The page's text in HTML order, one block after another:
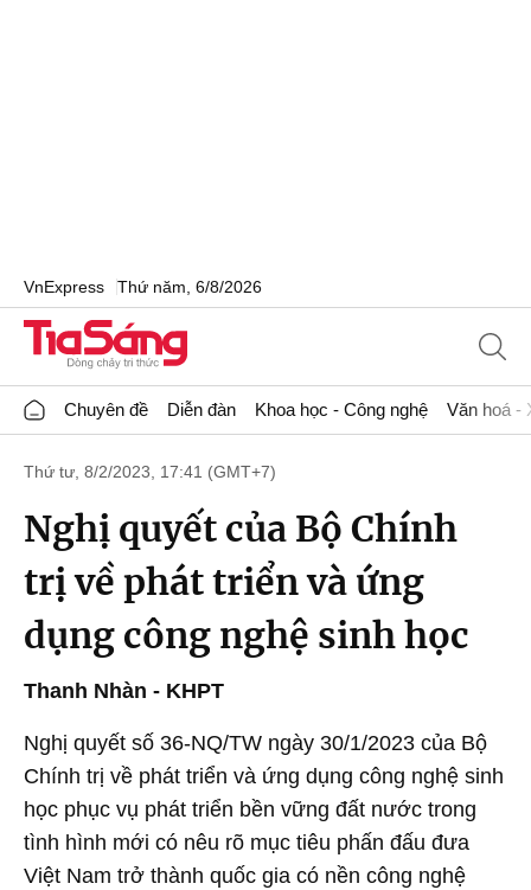
VnExpress Thứ năm, 6/8/2026
Chuyên đề Diễn đàn Khoa học - Công nghệ Văn hoá -
Thứ tư, 8/2/2023, 17:41 (GMT+7)
Nghị quyết của Bộ Chính
trị về phát triển và ứng
dụng công nghệ sinh học
Thanh Nhàn - KHPT
Nghị quyết số 36-NQ/TW ngày 30/1/2023 của Bộ
Chính trị về phát triển và ứng dụng công nghệ sinh
học phục vụ phát triển bền vững đất nước trong
tình hình mới có nêu rõ mục tiêu phấn đấu đưa
Việt Nam trở thành quốc gia có nền công nghệ